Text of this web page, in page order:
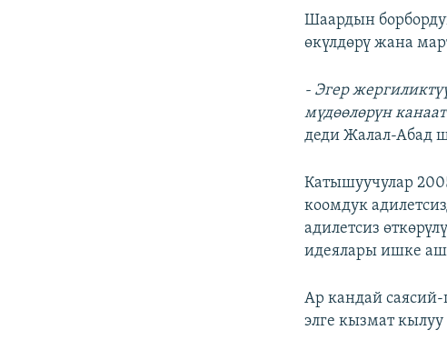
Шаардын
өкүлдөрү жана
- Эгер
мүдөөлөрүн
деди Жалал-Абад
Катышуучулар
коомдук
адилетсиз
идеялары ишке
Ар кандай
элге кызмат